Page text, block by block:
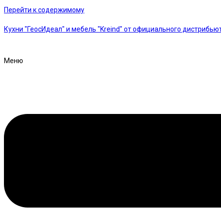
Перейти к содержимому
Кухни "ГеосИдеал" и мебель "Kreind" от официального
Меню